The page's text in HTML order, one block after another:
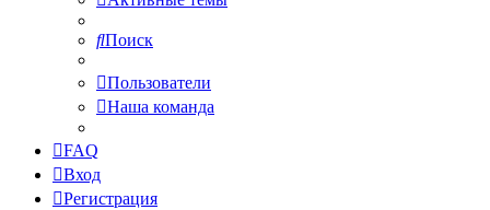
Поиск
Пользователи
Наша команда
FAQ
Вход
Регистрация